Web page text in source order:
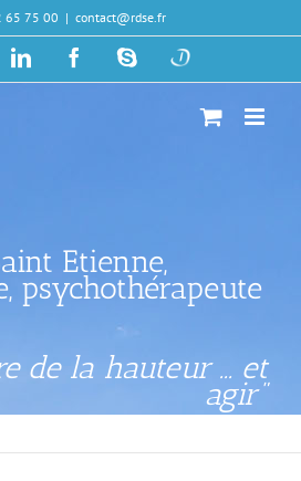
65 75 00 | contact@rdse.fr
LinkedInFacebookSkypeDoctolib
Etienne,
psychothérapeute
de la hauteur ... et
agir"